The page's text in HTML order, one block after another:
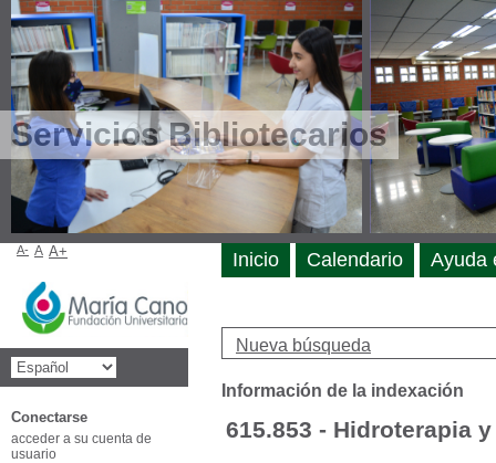
Servicios Bibliotecarios
Nueva búsqueda
Información de la indexación
615.853 - Hidroterapia
Inicio Calendario Ayuda
A- A A+
Conectarse
acceder a su cuenta de
usuario